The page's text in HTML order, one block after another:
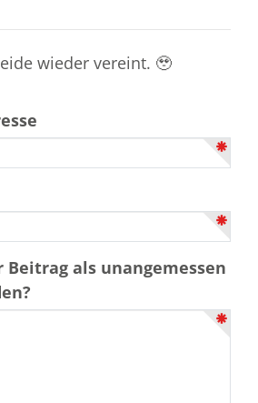
wieder vereint. 🥹
Beitrag als unangemessen